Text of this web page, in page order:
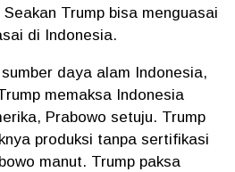
Trump bisa menguasai
di Indonesia.
daya alam Indonesia,
memaksa Indonesia
Prabowo setuju. Trump
produksi tanpa sertifikasi
manut. Trump paksa